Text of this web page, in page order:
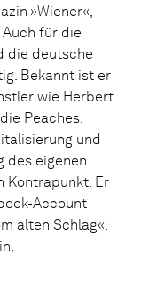
»Wiener«,
Auch für die
die deutsche
Bekannt ist er
wie Herbert
Peaches.
und
des eigenen
Kontrapunkt. Er
Account
alten Schlag«.